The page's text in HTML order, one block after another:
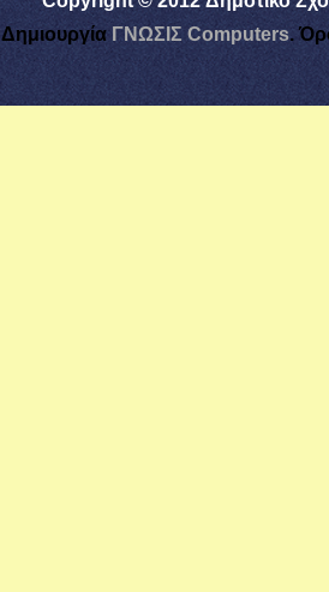
Δημιουργία ΓΝΩΣΙΣ Computers.